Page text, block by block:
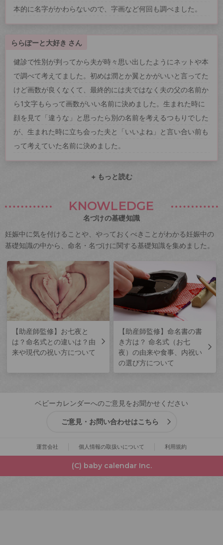
本的に名字がかわらないので、字画など何回も調べました。
ららぽーと大好き さん
健診で性別が判ってから夫が時々思い出したようにネットや本
で調べて考えてました。初めは潤とか翼とかがいいと言ってた
けど画数が良くなくて、最終的には夫ではなく夫の父の名前か
ら1文字もらって画数がいい名前に決めました。生まれた時に
顔を見て「違うな」と思ったら別の名前を考えるつもりでした
が、生まれた時に立ち会った夫と「いいよね」と言い合い前も
って考えていた名前に決めました。
+ もっと読む
KNOWLEDGE
名づけの基礎知識
妊娠中に気を付けることや、やっておくべきことがわかる妊娠中の
基礎知識の中から、命名・名づけに関する基礎知識を集めました。
【助産師監修】お七夜と
は？命名式との違いは？由
来や現代の祝い方について
【助産師監修】命名書の書
き方は？ 命名式（お七
夜）の由来や食事、内祝い
の選び方について
ベビーカレンダーへのご意見をお聞かせください
ご意見・お問い合わせはこちら
運営会社 個人情報の取扱いについて 利用規約
(C) baby calendar Inc.